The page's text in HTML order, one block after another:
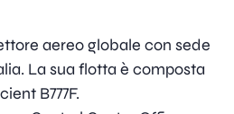
aereo globale con sede
La sua flotta è composta
B777F.